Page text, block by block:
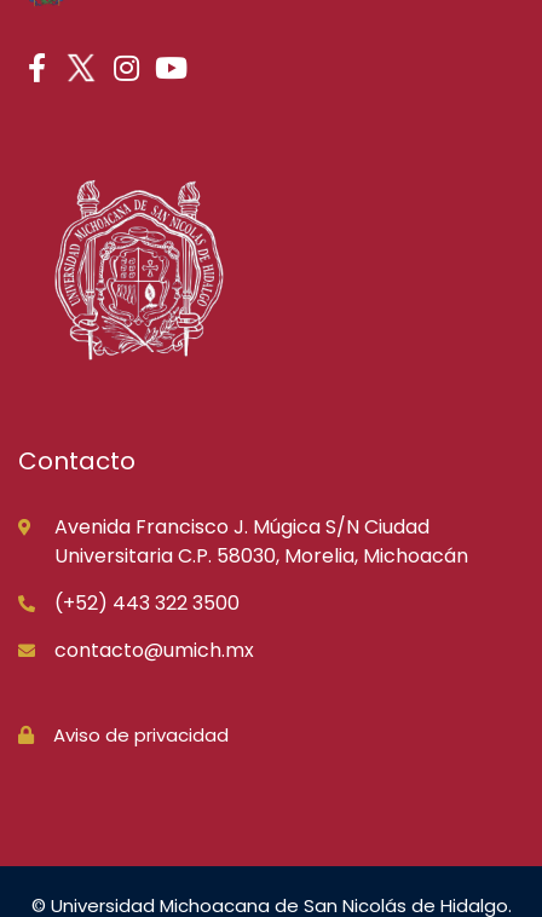
Contacto
Avenida Francisco J. Múgica S/N Ciudad
Universitaria C.P. 58030, Morelia, Michoacán
(+52) 443 322 3500
contacto@umich.mx
Aviso de privacidad
© Universidad Michoacana de San Nicolás de Hidalgo.